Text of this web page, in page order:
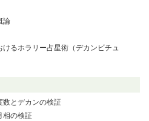
論
けるホラリー占星術 （デカンビチュ
数とデカンの検証
相の検証